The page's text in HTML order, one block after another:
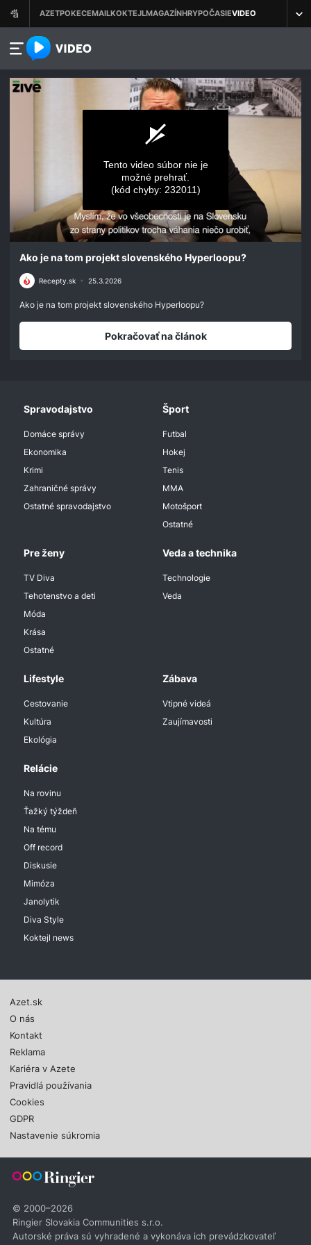
azet.video.sk
seconds
seconds
Tento video súbor nie je
možné prehrať.
(kód chyby: 232011)
Ako je na tom projekt slovenského Hyperloopu?
Recepty.sk • 25.3.2026
Ako je na tom projekt slovenského Hyperloopu?
Pokračovať na článok
Spravodajstvo
Domáce správy
Ekonomika
Krimi
Zahraničné správy
Ostatné spravodajstvo
Šport
Futbal
Hokej
Tenis
MMA
Motošport
Ostatné
Pre ženy
TV Diva
Tehotenstvo a deti
Móda
Krása
Ostatné
Veda a technika
Technologie
Veda
Lifestyle
Cestovanie
Kultúra
Ekológia
Zábava
Vtipné videá
Zaujímavosti
Relácie
Na rovinu
Ťažký týždeň
Na tému
Off record
Diskusie
Mimóza
Janolytik
Diva Style
Koktejl news
Azet.sk
O nás
Kontakt
Reklama
Kariéra v Azete
Pravidlá používania
Cookies
GDPR
Nastavenie súkromia
© 2000–2026
Ringier Slovakia Communities s.r.o.
Autorské práva sú vyhradené a vykonáva ich prevádzkovateľ